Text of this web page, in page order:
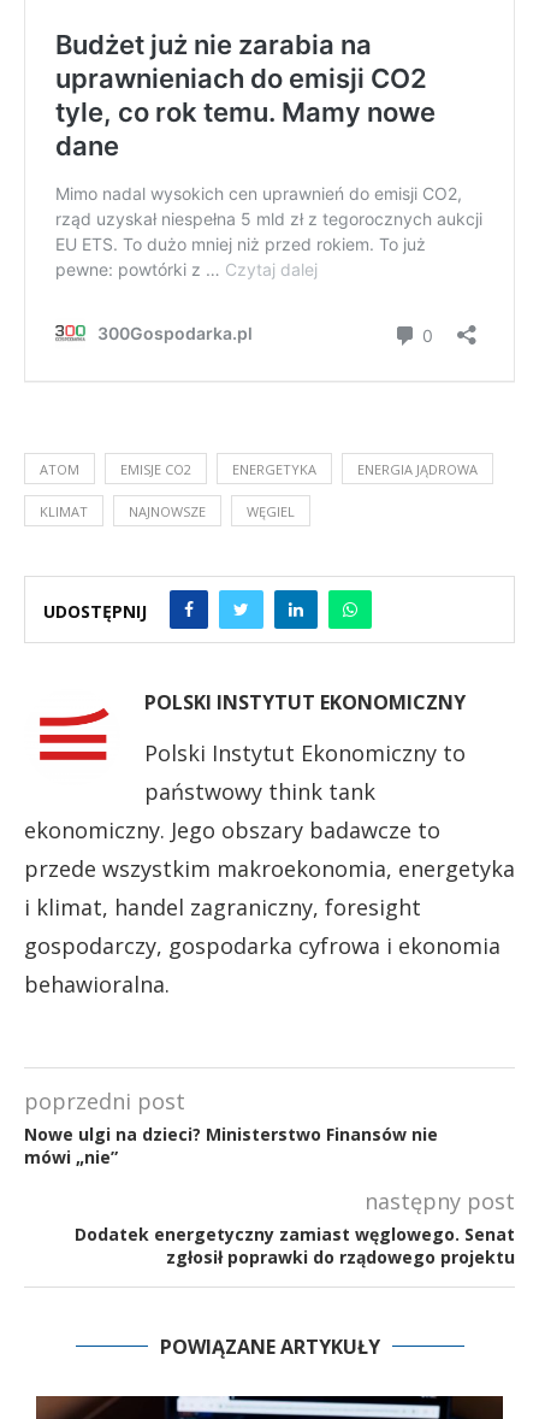
ATOM EMISJE CO2 ENERGETYKA ENERGIA JĄDROWA
KLIMAT NAJNOWSZE WĘGIEL
UDOSTĘPNIJ
POLSKI INSTYTUT EKONOMICZNY
Polski Instytut Ekonomiczny to
państwowy think tank
ekonomiczny. Jego obszary badawcze to
przede wszystkim makroekonomia, energetyka
i klimat, handel zagraniczny, foresight
gospodarczy, gospodarka cyfrowa i ekonomia
behawioralna.
poprzedni post
Nowe ulgi na dzieci? Ministerstwo Finansów nie
mówi „nie”
następny post
Dodatek energetyczny zamiast węglowego. Senat
zgłosił poprawki do rządowego projektu
POWIĄZANE ARTYKUŁY